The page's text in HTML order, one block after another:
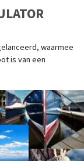
waarmee
is van een